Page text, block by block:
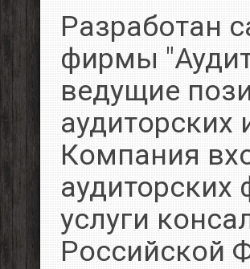
Разработан
фирмы
ведущие
аудитoрcких
Компания
аудиторских
услуги
Российской